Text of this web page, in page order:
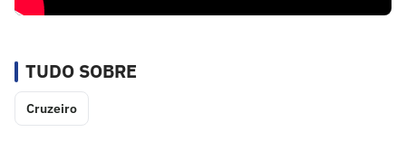
TUDO SOBRE
Cruzeiro